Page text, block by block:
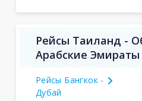
Рейсы Таиланд -
Арабские Эмираты
Рейсы Бангкок -
Дубай